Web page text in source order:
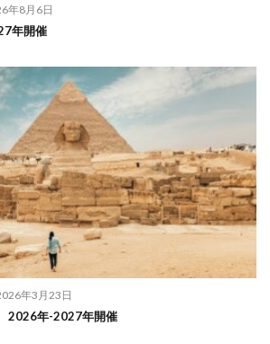
年8月6日
年開催
年3月23日
年-2027年開催